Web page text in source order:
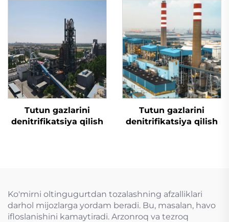
Tutun gazlarini
denitrifikatsiya qilish
Tutun gazlarini
denitrifikatsiya qilish
Ko'mirni oltingugurtdan tozalashning afzalliklari
darhol mijozlarga yordam beradi. Bu, masalan, havo
ifloslanishini kamaytiradi. Arzonroq va tezroq